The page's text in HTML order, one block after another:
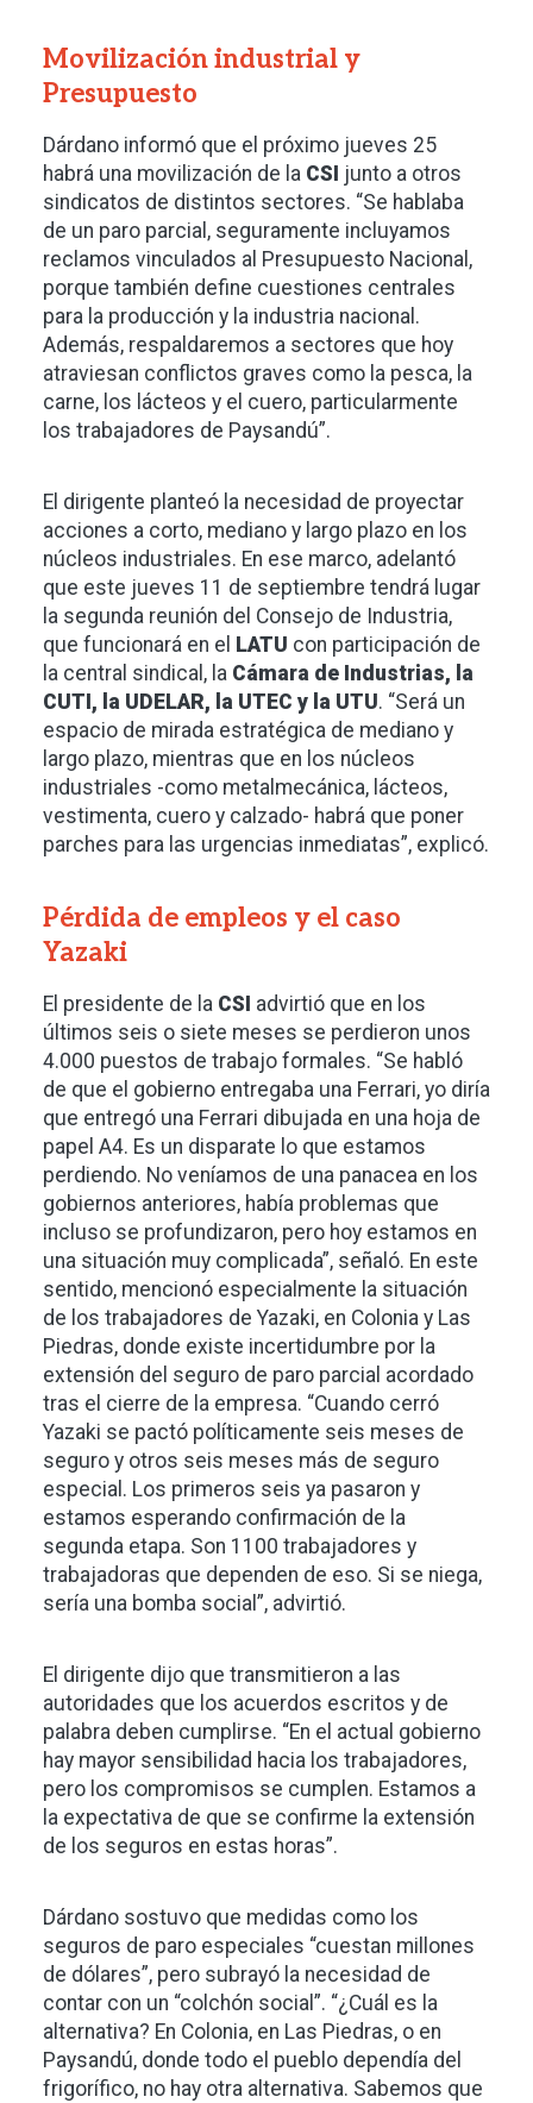
Movilización industrial y
Presupuesto
Dárdano informó que el próximo jueves 25
habrá una movilización de la CSI junto a otros
sindicatos de distintos sectores. “Se hablaba
de un paro parcial, seguramente incluyamos
reclamos vinculados al Presupuesto Nacional,
porque también define cuestiones centrales
para la producción y la industria nacional.
Además, respaldaremos a sectores que hoy
atraviesan conflictos graves como la pesca, la
carne, los lácteos y el cuero, particularmente
los trabajadores de Paysandú”.
El dirigente planteó la necesidad de proyectar
acciones a corto, mediano y largo plazo en los
núcleos industriales. En ese marco, adelantó
que este jueves 11 de septiembre tendrá lugar
la segunda reunión del Consejo de Industria,
que funcionará en el
LATU con participación de
la central sindical, la Cámara de Industrias, la
CUTI, la UDELAR, la UTEC y la UTU. “Será un
espacio de mirada estratégica de mediano y
largo plazo, mientras que en los núcleos
industriales -como metalmecánica, lácteos,
vestimenta, cuero y calzado- habrá que poner
parches para las urgencias inmediatas”, explicó.
Pérdida de empleos y el caso
Yazaki
El presidente de la CSI advirtió que en los
últimos seis o siete meses se perdieron unos
4.000 puestos de trabajo formales. “Se habló
de que el gobierno entregaba una Ferrari, yo diría
que entregó una Ferrari dibujada en una hoja de
papel A4. Es un disparate lo que estamos
perdiendo. No veníamos de una panacea en los
gobiernos anteriores, había problemas que
incluso se profundizaron, pero hoy estamos en
una situación muy complicada”, señaló. En este
sentido, mencionó especialmente la situación
de los trabajadores de Yazaki, en Colonia y Las
Piedras, donde existe incertidumbre por la
extensión del seguro de paro parcial acordado
tras el cierre de la empresa. “Cuando cerró
Yazaki se pactó políticamente seis meses de
seguro y otros seis meses más de seguro
especial. Los primeros seis ya pasaron y
estamos esperando confirmación de la
segunda etapa. Son 1100 trabajadores y
trabajadoras que dependen de eso. Si se niega,
sería una bomba social”, advirtió.
El dirigente dijo que transmitieron a las
autoridades que los acuerdos escritos y de
palabra deben cumplirse. “En el actual gobierno
hay mayor sensibilidad hacia los trabajadores,
pero los compromisos se cumplen. Estamos a
la expectativa de que se confirme la extensión
de los seguros en estas horas”.
Dárdano sostuvo que medidas como los
seguros de paro especiales “cuestan millones
de dólares”, pero subrayó la necesidad de
contar con un “colchón social”. “¿Cuál es la
alternativa? En Colonia, en Las Piedras, o en
Paysandú, donde todo el pueblo dependía del
frigorífico, no hay otra alternativa. Sabemos que